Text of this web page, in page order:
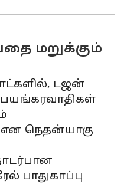
மறுக்கும்
டஜன்
நெதன்யாகு
பாதுகாப்பு